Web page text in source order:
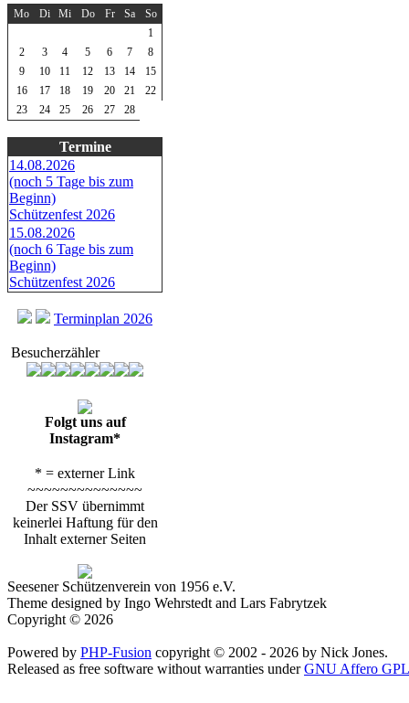
Mo
Di Mi Do Fr Sa
So
1
2
3 4 5 6 7
8
9
10 11 12 13 14
15
16
17 18 19 20 21
22
23
24 25 26 27 28
Termine
14.08.2026
(noch 5 Tage bis zum
Beginn)
Schützenfest 2026
15.08.2026
(noch 6 Tage bis zum
Beginn)
Schützenfest 2026
Terminplan 2026
Besucherzähler
Folgt uns auf
Instagram*
* = externer Link
~~~~~~~~~~~~~~
Der SSV übernimmt
keinerlei Haftung für den
Inhalt externer Seiten
Seesener Schützenverein von 1956 e.V.
Theme designed by Ingo Wehrstedt and Lars Fabrytzek
Copyright © 2026
Powered by PHP-Fusion copyright © 2002 - 2026 by Nick Jones.
Released as free software without warranties underGNU Affero GPL